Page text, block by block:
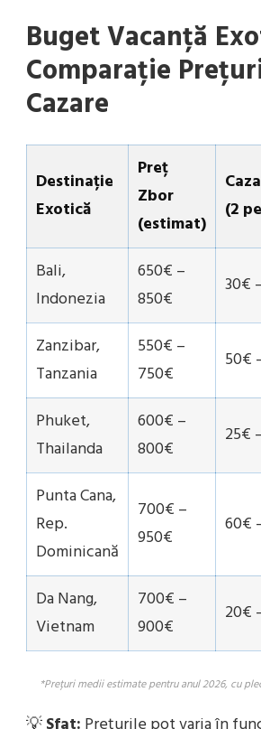
Buget Vacanță
Comparație
Cazare
Destinație
Exotică
Preț
Zbor
(estimat)
(2
Bali,
Indonezia
650€ –
850€
30€
Zanzibar,
Tanzania
550€ –
750€
50€
Phuket,
Thailanda
600€ –
800€
25€
Punta Cana,
Rep.
Dominicană
700€ –
950€
60€
Da Nang,
Vietnam
700€ –
900€
20€
*Prețuri medii estimate pentru anul 2026, cu